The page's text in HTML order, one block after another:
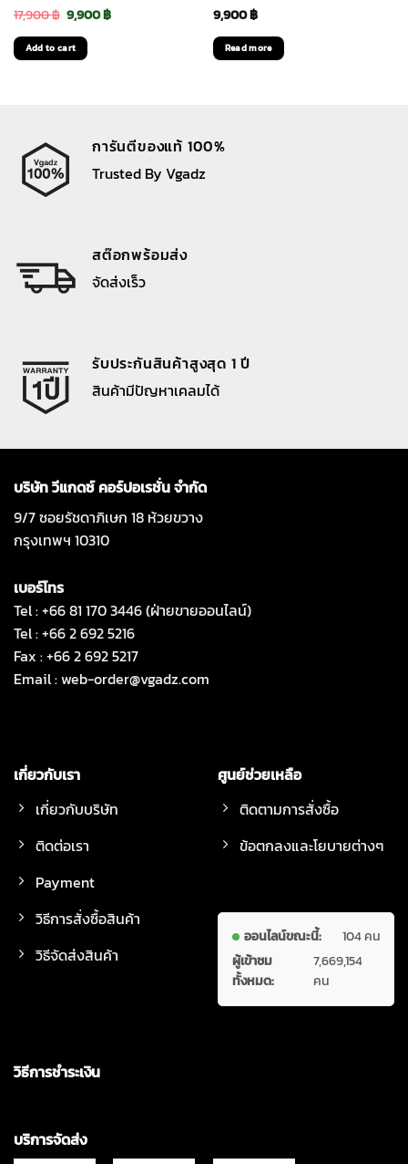
17,900฿ Original
price
was:
9,900฿Current
Add to cart
9,900฿
Read more
การันตีของแท้ 100%
Trusted By Vgadz
สต๊อกพร้อมส่ง
จัดส่งเร็ว
รับประกันสินค้าสูงสุด 1 ปี
สินค้ามีปัญหาเคลมได้
บริษัท วีแกดซ์ คอร์ปอเรชั่น จำกัด
9/7 ซอยรัชดาภิเษก 18 ห้วยขวาง
กรุงเทพฯ 10310
เบอร์โทร
Tel : +66 81 170 3446 (ฝ่ายขายออนไลน์)
Tel : +66 2 692 5216
Fax : +66 2 692 5217
Email :web-order@vgadz.com
เกี่ยวกับเรา
เกี่ยวกับบริษัท
ติดต่อเรา
Payment
วิธีการสั่งซื้อสินค้า
วิธีจัดส่งสินค้า
ศูนย์ช่วยเหลือ
ติดตามการสั่งซื้อ
ข้อตกลงและโยบายต่างๆ
ออนไลน์ขณะนี้:
104 คน
ผู้เข้าชม
ทั้งหมด:
7,669,154
คน
วิธีการชำระเงิน
บริการจัดส่ง